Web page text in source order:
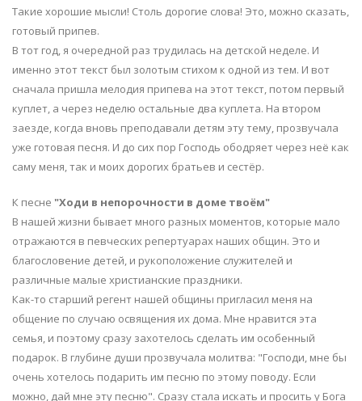
Такие хорошие мысли! Столь дорогие слова! Это, можно сказать,
готовый припев.
В тот год, я очередной раз трудилась на детской неделе. И
именно этот текст был золотым стихом к одной из тем. И вот
сначала пришла мелодия припева на этот текст, потом первый
куплет, а через неделю остальные два куплета. На втором
заезде, когда вновь преподавали детям эту тему, прозвучала
уже готовая песня. И до сих пор Господь ободряет через неё как
саму меня, так и моих дорогих братьев и сестёр.
К песне "Ходи в непорочности в доме твоём"
В нашей жизни бывает много разных моментов, которые мало
отражаются в певческих репертуарах наших общин. Это и
благословение детей, и рукоположение служителей и
различные малые христианские праздники.
Как-то старший регент нашей общины пригласил меня на
общение по случаю освящения их дома. Мне нравится эта
семья, и поэтому сразу захотелось сделать им особенный
подарок. В глубине души прозвучала молитва: "Господи, мне бы
очень хотелось подарить им песню по этому поводу. Если
можно, дай мне эту песню". Сразу стала искать и просить у Бога